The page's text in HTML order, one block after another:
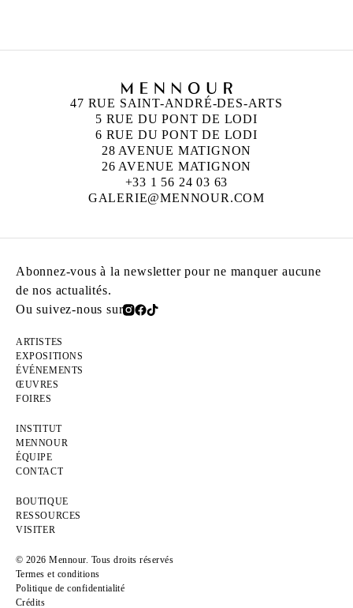
47 RUE SAINT-ANDRÉ-DES-ARTS
5 RUE DU PONT DE LODI
6 RUE DU PONT DE LODI
28 AVENUE MATIGNON
26 AVENUE MATIGNON
+33 1 56 24 03 63
GALERIE@MENNOUR.COM
Abonnez-vous à la newsletter pour ne manquer aucune
de nos actualités.
Ou suivez-nous sur
ARTISTES
EXPOSITIONS
ÉVÉNEMENTS
ŒUVRES
FOIRES
INSTITUT
MENNOUR
ÉQUIPE
CONTACT
BOUTIQUE
RESSOURCES
VISITER
© 2026 Mennour. Tous droits réservés
Termes et conditions
Politique de confidentialité
Crédits